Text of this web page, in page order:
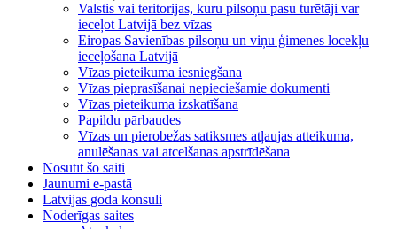
Valstis vai teritorijas, kuru pilsoņu pasu turētāji var
ieceļot Latvijā bez vīzas
Eiropas Savienības pilsoņu un viņu ģimenes locekļu
ieceļošana Latvijā
Vīzas pieteikuma iesniegšana
Vīzas pieprasīšanai nepieciešamie dokumenti
Vīzas pieteikuma izskatīšana
Papildu pārbaudes
Vīzas un pierobežas satiksmes atļaujas atteikuma,
anulēšanas vai atcelšanas apstrīdēšana
Nosūtīt šo saiti
Jaunumi e-pastā
Latvijas goda konsuli
Noderīgas saites